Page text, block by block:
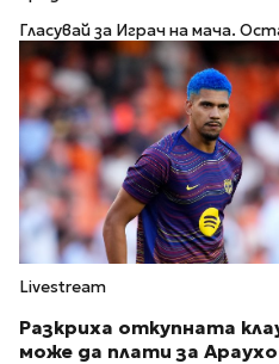
Гласувай за Играч на мача.
Livestream
Разкриха откупната
може да плати за Араухо